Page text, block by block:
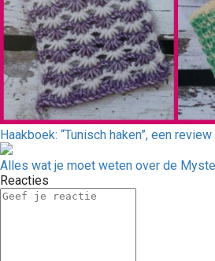
Haakboek: “Tunisch haken”, een review
Alles wat je moet weten over de
Reacties